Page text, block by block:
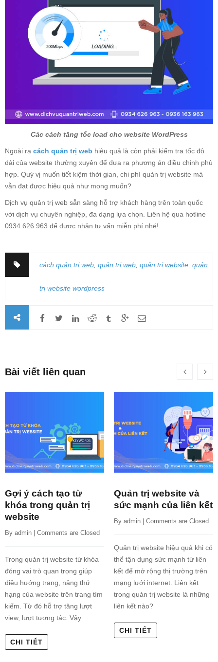
Các cách tăng tốc load cho website WordPress
Ngoài ra cách quản trị web hiệu quả là còn phải kiểm tra tốc độ
dài của website thường xuyên để đưa ra phương án điều chỉnh phù
hợp. Quý vị muốn tiết kiệm thời gian, chi phí quản trị website mà
vẫn đạt được hiệu quả như mong muốn?
Dịch vụ quản trị web sẵn sàng hỗ trợ khách hàng trên toàn quốc
với dịch vụ chuyên nghiệp, đa dạng lựa chọn. Liên hệ qua hotline
0934 626 963 để được nhận tư vấn miễn phí nhé!
cách quản trị web quản trị web quản trị website quản
trị website wordpress
Bài viết liên quan
Gợi ý cách tạo từ
khóa trong quản trị
website
By admin Comments are Closed
Trong quản trị website từ khóa
đóng vai trò quan trọng giúp
điều hướng trang, nâng thứ
hạng của website trên trang tìm
kiếm. Từ đó hỗ trợ tăng lượt
view, lượt tương tác. Vậy
CHI TIẾT
Quản trị website và
sức mạnh của liên kết
By admin Comments are Closed
Quản trị website hiệu quả khi có
thể tận dụng sức mạnh từ liên
kết để mở rộng thị trường trên
mạng lưới internet. Liên kết
trong quản trị website là những
liên kết nào?
CHI TIẾT